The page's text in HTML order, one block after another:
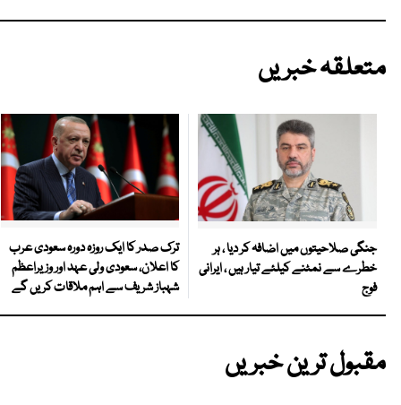
متعلقہ خبریں
جنگی صلاحیتوں میں اضافہ کر دیا ، ہر
خطرے سے نمٹنے کیلئے تیار ہیں ، ایرانی
فوج
ترک صدر کا ایک روزہ دورہ سعودی عرب
کا اعلان، سعودی ولی عہد اور وزیراعظم
شہباز شریف سے اہم ملاقات کریں گے
مقبول ترین خبریں